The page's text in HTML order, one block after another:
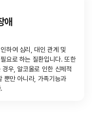
애
하여 심리, 대인 관계 및
요로 하는 질환입니다. 또한
우, 알코올로 인한 신체적
뿐만 아니라, 가족기능과